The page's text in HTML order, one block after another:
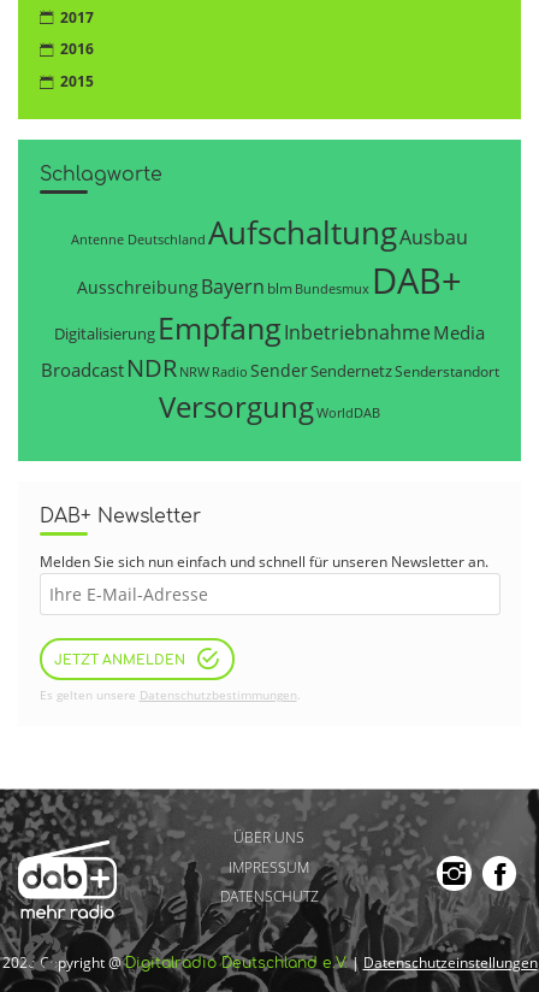
2017
2016
2015
Schlagworte
Antenne Deutschland AufschaltungAusbau
AusschreibungBayern blm Bundesmux DAB+
Digitalisierung EmpfangInbetriebnahme Media
Broadcast NDR NRW Radio SenderSendernetzSenderstandort
VersorgungWorldDAB
DAB+ Newsletter
Melden Sie sich nun einfach und schnell für unseren Newsletter an.
JETZT ANMELDEN
Es gelten unsere Datenschutzbestimmungen.
ÜBER UNS
IMPRESSUM
DATENSCHUTZ
2026 Copyright @Digitalradio Deutschland e.V.| Datenschutzeinstellungen